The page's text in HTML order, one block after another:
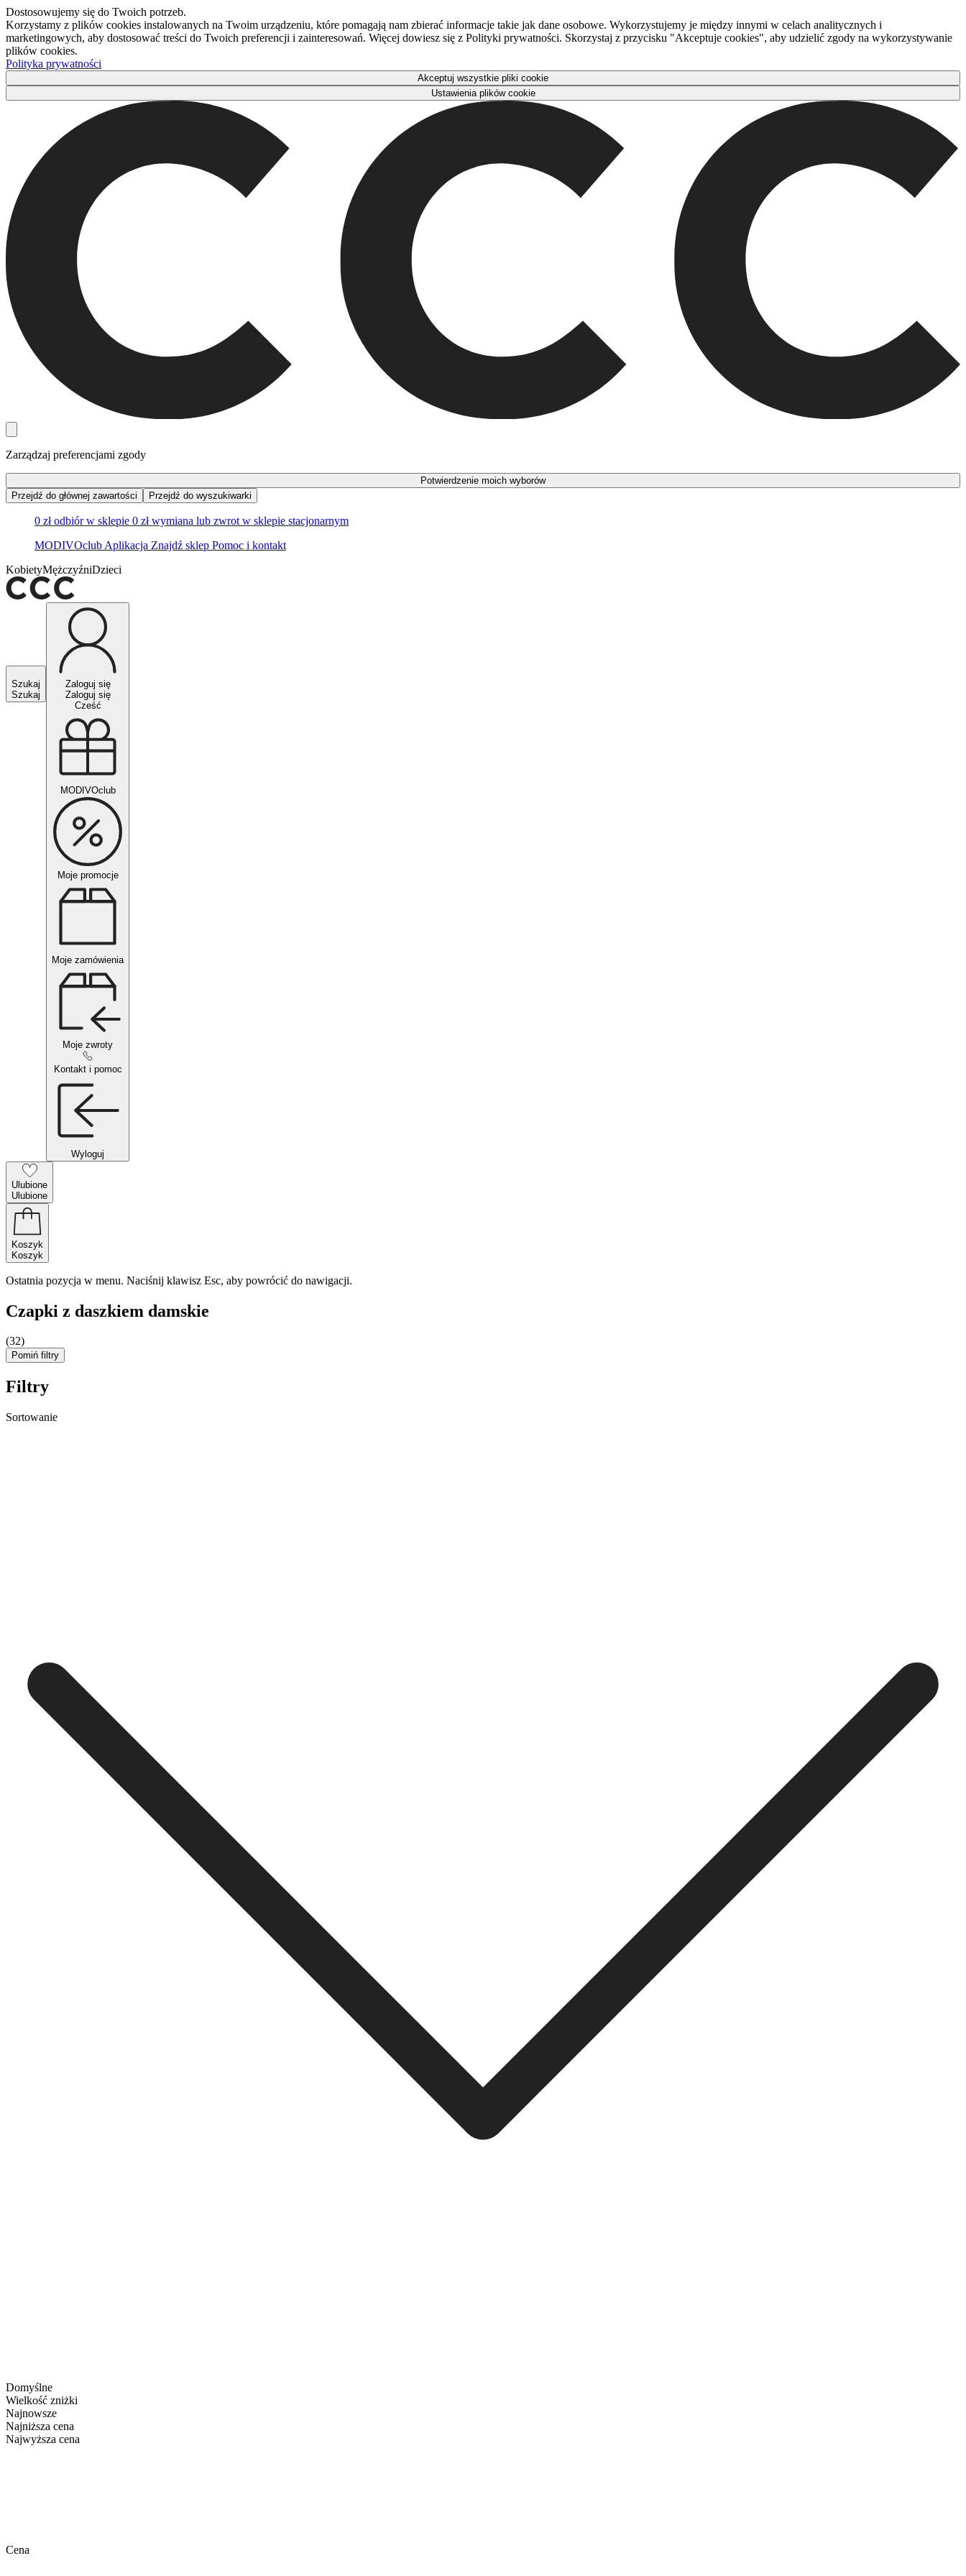
Dostosowujemy się do Twoich potrzeb.
Korzystamy z plików cookies instalowanych na Twoim urządzeniu, które pomagają nam zbierać informacje takie jak dane osobowe. Wykorzystujemy je między innymi w celach analitycznych i
marketingowych, aby dostosować treści do Twoich preferencji i zainteresowań. Więcej dowiesz się z Polityki prywatności. Skorzystaj z przycisku "Akceptuje cookies", aby udzielić zgody na wykorzystywanie
plików cookies.
Polityka prywatności
Akceptuj wszystkie pliki cookie
Ustawienia plików cookie
Zarządzaj preferencjami zgody
Potwierdzenie moich wyborów
Przejdź do głównej zawartości
Przejdź do wyszukiwarki
0 zł odbiór w sklepie 0 zł wymiana lub zwrot w sklepie stacjonarnym
MODIVOclub Aplikacja Znajdź sklep Pomoc i kontakt
KobietyMężczyźniDzieci
Szukaj
Szukaj
Zaloguj się
Zaloguj się
Cześć
MODIVOclub
Moje promocje
Moje zamówienia
Moje zwroty
Kontakt i pomoc
Wyloguj
Ulubione
Ulubione
Koszyk
Koszyk
Ostatnia pozycja w menu. Naciśnij klawisz Esc, aby powrócić do nawigacji.
Czapki z daszkiem damskie
(32)
Pomiń filtry
Filtry
Sortowanie
Domyślne
Wielkość zniżki
Najnowsze
Najniższa cena
Najwyższa cena
Cena